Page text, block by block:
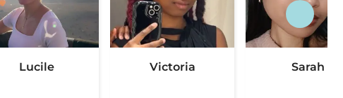
Lucile Victoria Sarah